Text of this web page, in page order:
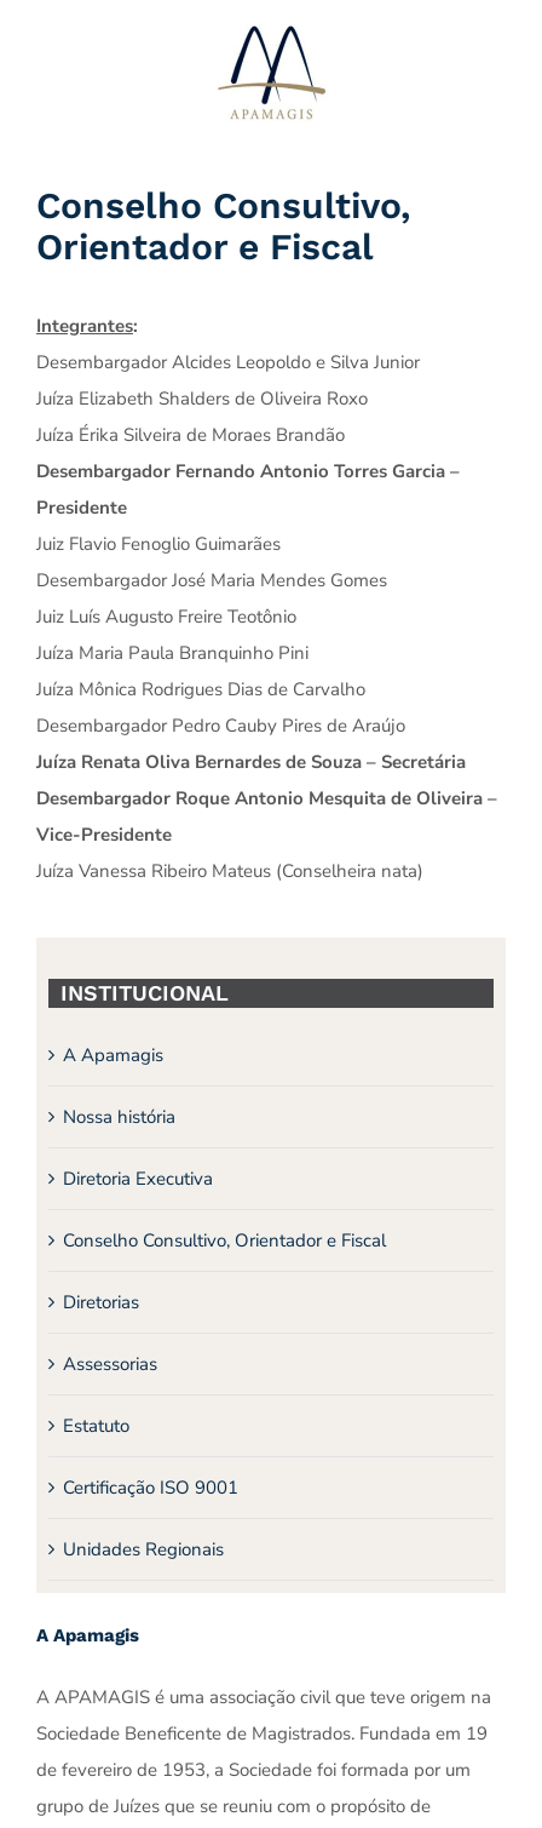
Conselho Consultivo,
Orientador e Fiscal
Integrantes:
Desembargador Alcides Leopoldo e Silva Junior
Juíza Elizabeth Shalders de Oliveira Roxo
Juíza Érika Silveira de Moraes Brandão
Desembargador Fernando Antonio Torres Garcia –
Presidente
Juiz Flavio Fenoglio Guimarães
Desembargador José Maria Mendes Gomes
Juiz Luís Augusto Freire Teotônio
Juíza Maria Paula Branquinho Pini
Juíza Mônica Rodrigues Dias de Carvalho
Desembargador Pedro Cauby Pires de Araújo
Juíza Renata Oliva Bernardes de Souza – Secretária
Desembargador Roque Antonio Mesquita de Oliveira –
Vice-Presidente
Juíza Vanessa Ribeiro Mateus (Conselheira nata)
INSTITUCIONAL
A Apamagis
Nossa história
Diretoria Executiva
Conselho Consultivo, Orientador e Fiscal
Diretorias
Assessorias
Estatuto
Certificação ISO 9001
Unidades Regionais
A Apamagis
A APAMAGIS é uma associação civil que teve origem na
Sociedade Beneficente de Magistrados. Fundada em 19
de fevereiro de 1953, a Sociedade foi formada por um
grupo de Juízes que se reuniu com o propósito de